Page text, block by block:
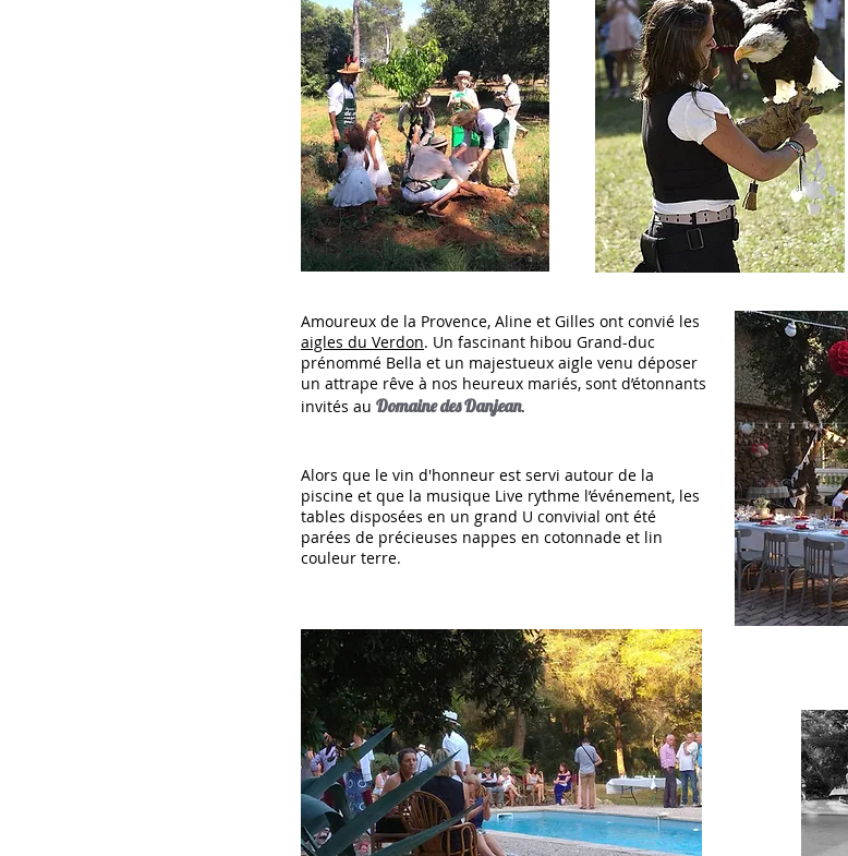
Amoureux de la Provence, Aline et Gilles ont convié les
aigles du Verdon. Un fascinant hibou Grand-duc
prénommé Bella et un majestueux aigle venu déposer
un attrape rêve à nos heureux mariés, sont d’étonnants
invités au Domaine des Danjean.
Alors que le vin d'honneur est servi autour de la
piscine et que la musique Live rythme l’événement, les
tables disposées en un grand U convivial ont été
parées de précieuses nappes en cotonnade et lin
couleur terre.